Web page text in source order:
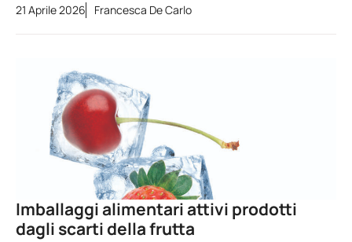
21 Aprile 2026
Francesca De Carlo
Imballaggi alimentari attivi prodotti
dagli scarti della frutta